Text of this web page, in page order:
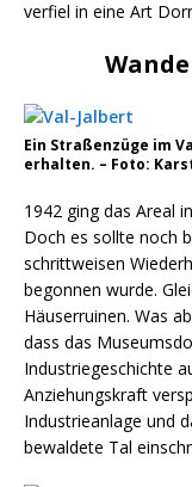
verfiel in eine Art
Ein Straßenzüge im
erhalten. – Foto:
1942 ging das Areal
Doch es sollte noch
schrittweisen
begonnen wurde.
Häuserruinen. Was
dass das
Industriegeschichte
Anziehungskraft
Industrieanlage und
bewaldete Tal